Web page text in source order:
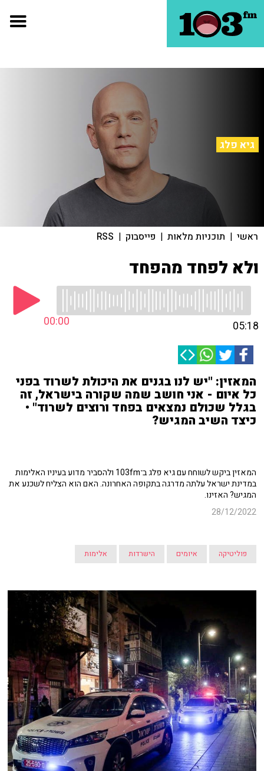
גיא פלג
ראשי | תוכניות מלאות | פייסבוק |
RSS
ולא לפחד מהפחד
00:00 05:18
המאזין: "יש לנו בגנים את היכולת לשרוד בפני
כל איום - אני חושב שמה שקורה בישראל, זה
בגלל שכולם נמצאים בפחד ורוצים לשרוד" •
כיצד השיב המגיש?
המאזין ביקש לשוחח עם גיא פלג ב־103fm ולהסביר מדוע בעיניו האלימות
במדינת ישראל עלתה מדרגה בתקופה האחרונה. האם הוא הצליח לשכנע את
המגיש? האזינו.
28/12/2022
פוליטיקה איומים הישרדות אלימות